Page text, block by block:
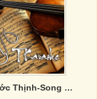
Noo Phước Thịnh-Song Ca Hay Nhất